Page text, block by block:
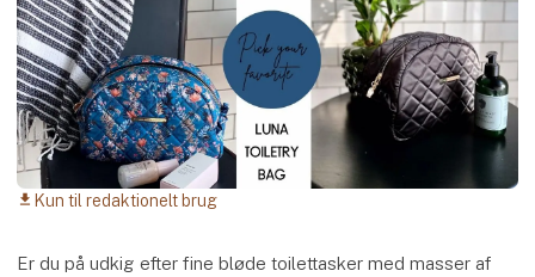
download Kun til redaktionelt brug
Er du på udkig efter fine bløde toilettasker med masser af